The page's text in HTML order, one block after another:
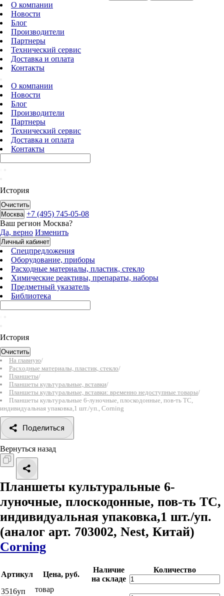
О компании
Новости
Блог
Производители
Партнеры
Технический сервис
Доставка и оплата
Контакты
О компании
Новости
Блог
Производители
Партнеры
Технический сервис
Доставка и оплата
Контакты
История
Очистить
Москва +7 (495) 745-05-08
Ваш регион Москва?
Да, верно Изменить
Личный кабинет
Спецпредложения
Оборудование, приборы
Расходные материалы, пластик, стекло
Химические реактивы, препараты, наборы
Предметный указатель
Библиотека
История
Очистить
На главную/
Расходные материалы, пластик, стекло/
Планшеты/
Планшеты культуральные, вставки/
Планшеты культуральные, вставки: временно недоступные товары/
Планшеты культуральные 6-луночные, плоскодонные, пов-ть ТС,
индивидуальная упаковка,1 шт./уп., Corning
Поделиться
Вернуться назад
Планшеты культуральные 6-
луночные, плоскодонные, пов-ть ТС,
индивидуальная упаковка,1 шт./уп.
(аналог арт. 703002, Nest, Китай)
Corning
Артикул Цена, руб.
Наличие
на складе
Количество
3516уп
товар